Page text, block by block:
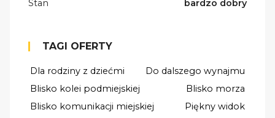
Stan bardzo dobry
TAGI OFERTY
Dla rodziny z dziećmi
Do dalszego wynajmu
Blisko kolei podmiejskiej
Blisko morza
Blisko komunikacji miejskiej
Piękny widok